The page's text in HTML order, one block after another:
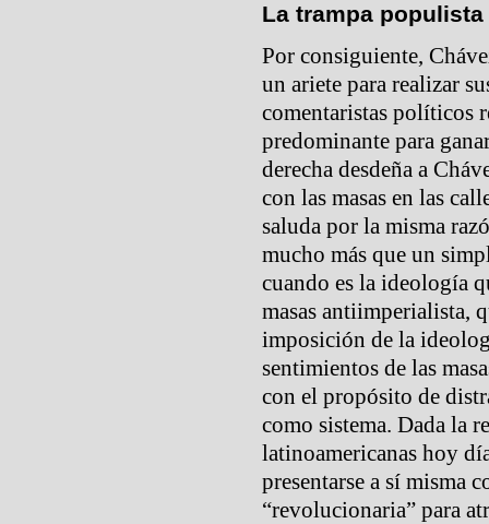
La trampa populista
Por consiguiente,
un ariete para realizar
comentaristas políticos
predominante para
derecha desdeña a
con las masas en las
saluda por la misma
mucho más que un
cuando es la ideología
masas antiimperialista,
imposición de la
sentimientos de las
con el propósito de
como sistema. Dada la
latinoamericanas hoy
presentarse a sí misma
“revolucionaria” para